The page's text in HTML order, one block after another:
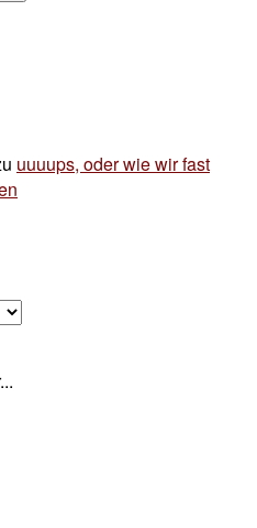
uuuups, oder wie wir fast